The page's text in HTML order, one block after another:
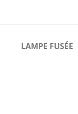
LAMPE FUSÉE